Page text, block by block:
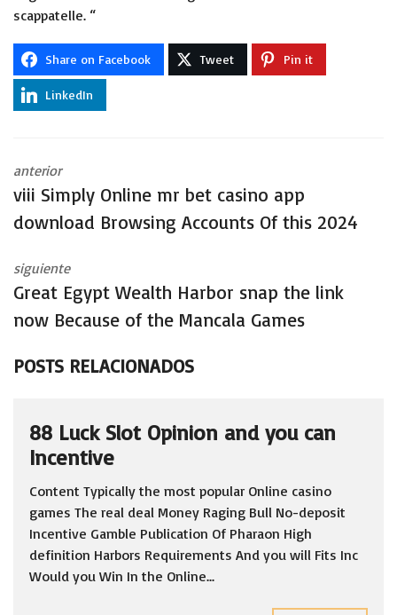
scappatelle. “
Share on Facebook Tweet Pin it
LinkedIn
anterior
viii Simply Online mr bet casino app
download Browsing Accounts Of this 2024
siguiente
Great Egypt Wealth Harbor snap the link
now Because of the Mancala Games
POSTS RELACIONADOS
88 Luck Slot Opinion and you can
Incentive
Content Typically the most popular Online casino
games The real deal Money Raging Bull No-deposit
Incentive Gamble Publication Of Pharaon High
definition Harbors Requirements And you will Fits Inc
Would you Win In the Online...